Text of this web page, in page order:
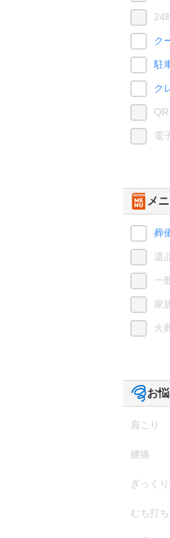
24
ク
駐
ク
電
メ
葬
遺
一
家
火
お
肩こり
腰痛
ぎっく
むち打ち